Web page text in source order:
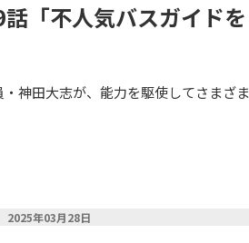
「不人気バスガイドを
神田大志が、能力を駆使してさまざま
2025年03月28日